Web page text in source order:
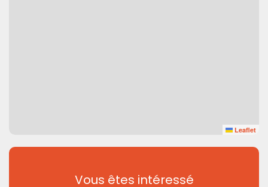
Leaflet
Vous êtes intéressé